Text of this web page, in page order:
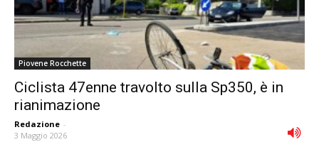
Piovene Rocchette
Ciclista 47enne travolto sulla Sp350, è in
rianimazione
Redazione -
3 Maggio 2026